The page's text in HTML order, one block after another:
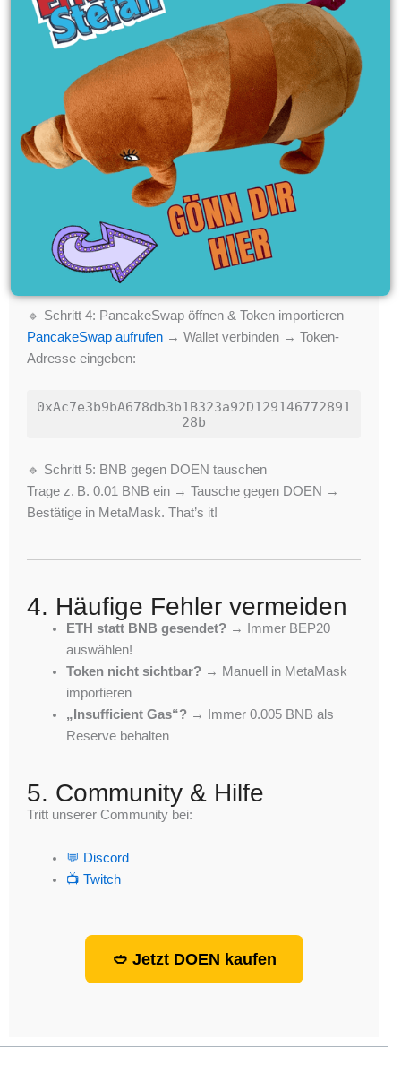
🔹 Schritt 2: Binance Smart Chain (BSC) hinzufügen
Netzwerkname: Binance Smart Chain
RPC: https://bsc-dataseed.binance.org/
Chain ID: 56
Symbol: BNB
Explorer: https://bscscan.com
🔹 Schritt 3: BNB kaufen und senden
Kaufe BNB bei Binance, Bitpanda oder Trust Wallet.
Sende die Coins an deine MetaMask-Wallet (Netzwerk:
BEP20!).
🔹 Schritt 4: PancakeSwap öffnen & Token importieren
PancakeSwap aufrufen → Wallet verbinden → Token-
Adresse eingeben:
0xAc7e3b9bA678db3b1B323a92D129146772891
28b
🔹 Schritt 5: BNB gegen DOEN tauschen
Trage z. B. 0.01 BNB ein → Tausche gegen DOEN →
Bestätige in MetaMask. That’s it!
4. Häufige Fehler vermeiden
ETH statt BNB gesendet?→ Immer BEP20
auswählen!
Token nicht sichtbar?→ Manuell in MetaMask
importieren
„Insufficient Gas“?→ Immer 0.005 BNB als
Reserve behalten
5. Community & Hilfe
Tritt unserer Community bei:
💬 Discord
📺 Twitch
🥙 Jetzt DOEN kaufen